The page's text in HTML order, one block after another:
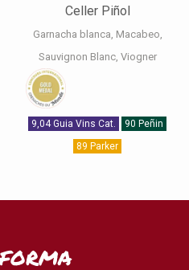
Celler Piñol
Garnacha blanca Macabeo
Sauvignon Blanc Viogner
9,04 Guia Vins Cat.
90 Peñin
89 Parker